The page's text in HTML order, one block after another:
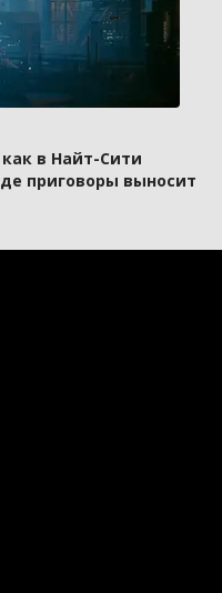
в Найт-Сити
приговоры выносит